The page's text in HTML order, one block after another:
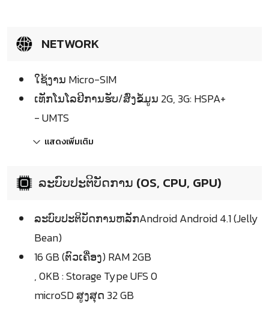
NETWORK
ໃຊ້ງານ Micro-SIM
ເທັກໂນໂລຢີການຮັບ/ສົ່ງຂໍ້ມູນ 2G, 3G: HSPA+
- UMTS
แสดงเพิ่มเติม
ລະບົບປະຕິບັດການ (OS, CPU, GPU)
ລະບົບປະຕິບັດການຫລັກAndroid Android 4.1 (Jelly
Bean)
16 GB (ຕົວເຄື່ອງ) RAM 2GB
, 0KB : Storage Type UFS 0
microSD ສູງສຸດ 32 GB